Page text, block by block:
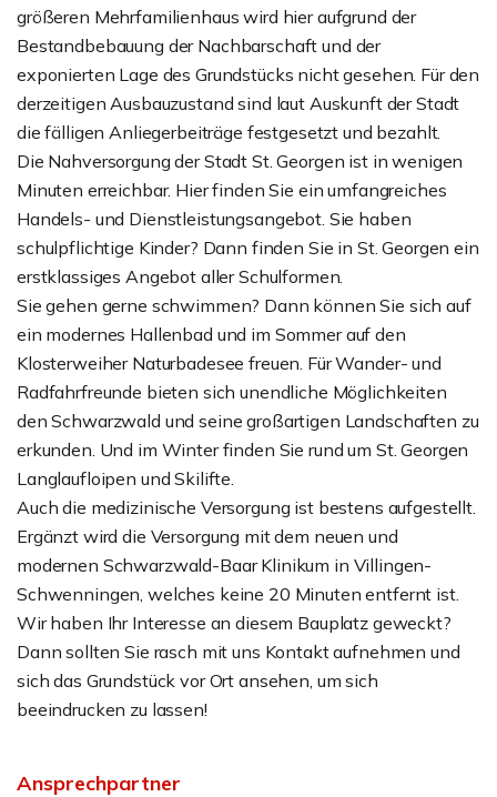
größeren Mehrfamilienhaus wird hier aufgrund der
Bestandbebauung der Nachbarschaft und der
exponierten Lage des Grundstücks nicht gesehen. Für den
derzeitigen Ausbauzustand sind laut Auskunft der Stadt
die fälligen Anliegerbeiträge festgesetzt und bezahlt.
Die Nahversorgung der Stadt St. Georgen ist in wenigen
Minuten erreichbar. Hier finden Sie ein umfangreiches
Handels- und Dienstleistungsangebot. Sie haben
schulpflichtige Kinder? Dann finden Sie in St. Georgen ein
erstklassiges Angebot aller Schulformen.
Sie gehen gerne schwimmen? Dann können Sie sich auf
ein modernes Hallenbad und im Sommer auf den
Klosterweiher Naturbadesee freuen. Für Wander- und
Radfahrfreunde bieten sich unendliche Möglichkeiten
den Schwarzwald und seine großartigen Landschaften zu
erkunden. Und im Winter finden Sie rund um St. Georgen
Langlaufloipen und Skilifte.
Auch die medizinische Versorgung ist bestens aufgestellt.
Ergänzt wird die Versorgung mit dem neuen und
modernen Schwarzwald-Baar Klinikum in Villingen-
Schwenningen, welches keine 20 Minuten entfernt ist.
Wir haben Ihr Interesse an diesem Bauplatz geweckt?
Dann sollten Sie rasch mit uns Kontakt aufnehmen und
sich das Grundstück vor Ort ansehen, um sich
beeindrucken zu lassen!
Ansprechpartner